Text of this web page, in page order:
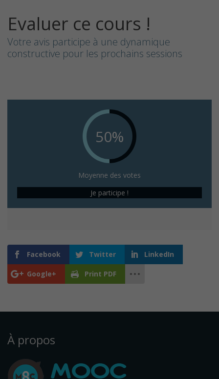
Evaluer ce cours !
Votre avis participe à une dynamique
constructive pour les prochains sessions
50%
Moyenne des votes
Je participe !
Facebook Twitter LinkedIn
Google+ Print PDF
À propos